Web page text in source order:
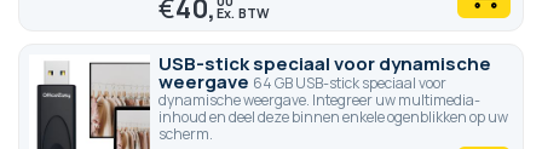
€40,
USB-stick speciaal voor dynamische
weergave 64 GB USB-stick speciaal voor
dynamische weergave. Integreer uw multimedia-
inhoud en deel deze binnen enkele ogenblikken op uw
scherm.